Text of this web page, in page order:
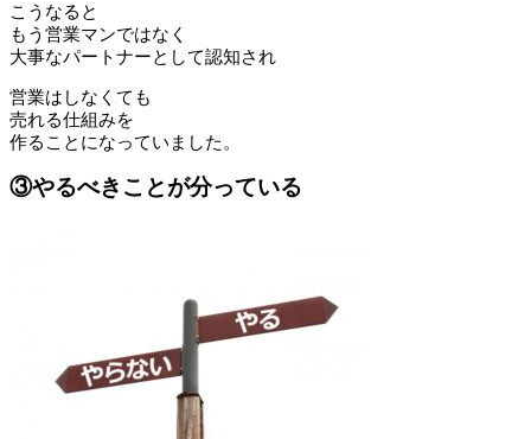
こうなると
もう営業マンではなく
大事なパートナーとして認知され
営業はしなくても
売れる仕組みを
作ることになっていました。
③やるべきことが分っている